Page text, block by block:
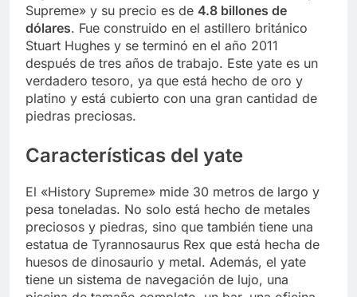
Supreme» y su precio es de 4.8 billones de
dólares. Fue construido en el astillero británico
Stuart Hughes y se terminó en el año 2011
después de tres años de trabajo. Este yate es un
verdadero tesoro, ya que está hecho de oro y
platino y está cubierto con una gran cantidad de
piedras preciosas.
Características del yate
El «History Supreme» mide 30 metros de largo y
pesa toneladas. No solo está hecho de metales
preciosos y piedras, sino que también tiene una
estatua de Tyrannosaurus Rex que está hecha de
huesos de dinosaurio y metal. Además, el yate
tiene un sistema de navegación de lujo, una